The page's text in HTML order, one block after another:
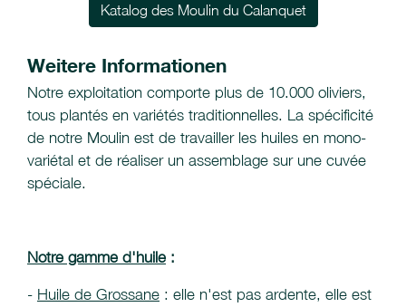
Katalog des Moulin du Calanquet
Weitere Informationen
Notre exploitation comporte plus de 10.000 oliviers,
tous plantés en variétés traditionnelles. La spécificité
de notre Moulin est de travailler les huiles en mono-
variétal et de réaliser un assemblage sur une cuvée
spéciale.
Notre gamme d'huile :
- Huile de Grossane : elle n'est pas ardente, elle est